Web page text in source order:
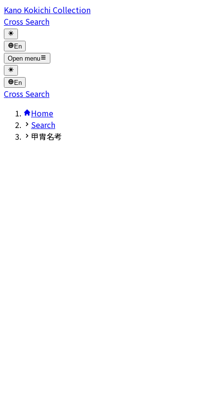
Kano Kokichi Collection
Cross Search
En
Open menu
En
Cross Search
Home
Search
甲胄名考